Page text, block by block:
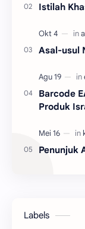
Istilah
Asal-usul
Barcode
Produk
Penunjuk
Labels